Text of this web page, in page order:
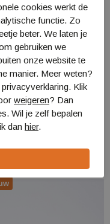
Low WP 1
cookies werkt de
functie. Zo
beter. We laten je
gebruiken we
onze website te
manier. Meer weten?
Klik
weigeren? Dan
Wil je zelf bepalen
dan hier.